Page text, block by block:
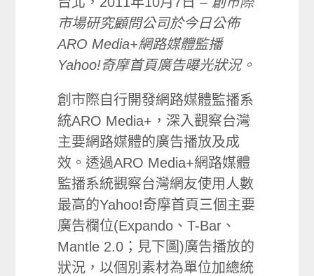
市場研究顧問公司於今日公佈
ARO Media+網路媒體監播
Yahoo!奇摩首頁廣告曝光狀況。
創市際自行開發網路媒體監播系
統ARO Media+，深入觀察台灣
主要網路媒體的廣告播放及成
效。透過ARO Media+網路媒體
監播系統觀察台灣網友使用人數
最高的Yahoo!奇摩首頁三個主要
廣告欄位(Expando、T-Bar、
Mantle 2.0；見下圖)廣告播放的
狀況，以個別素材為單位加總統